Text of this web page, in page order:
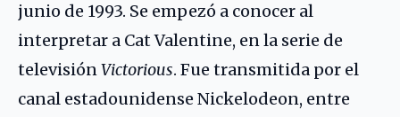
junio de 1993. Se empezó a conocer al
interpretar a Cat Valentine, en la serie de
televisiónVictorious. Fue transmitida por el
canal estadounidense Nickelodeon, entre